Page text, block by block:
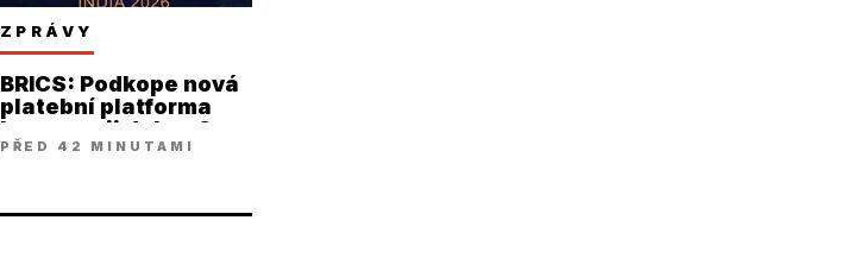
ZPRÁVY
BRICS: Podkope nová
platební platforma
hegemonii dolaru?
PŘED 42 MINUTAMI